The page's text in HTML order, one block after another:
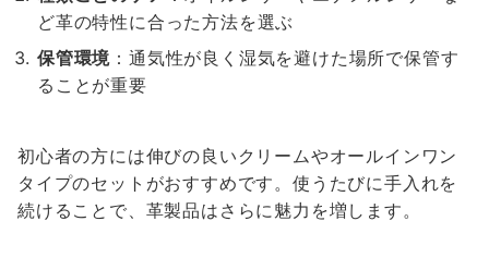
ど革の特性に合った方法を選ぶ
保管環境 ：通気性が良く湿気を避けた場所で保管す
ることが重要
初心者の方には伸びの良いクリームやオールインワン
タイプのセットがおすすめです。使うたびに手入れを
続けることで、革製品はさらに魅力を増します。